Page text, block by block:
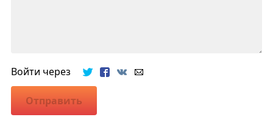
Войти через
Отправить